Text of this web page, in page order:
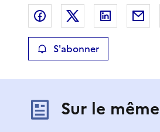
Partager sur Facebook
Partager sur X
Partager
S'abonner
Sur le